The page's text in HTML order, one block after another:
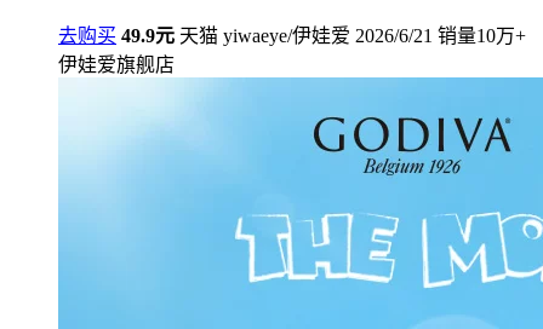
去购买 49.9元 天猫 yiwaeye/伊娃爱 2026/6/21 销量10万+
伊娃爱旗舰店